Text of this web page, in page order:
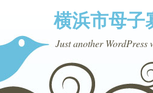
横浜市母子
Just another WordPress